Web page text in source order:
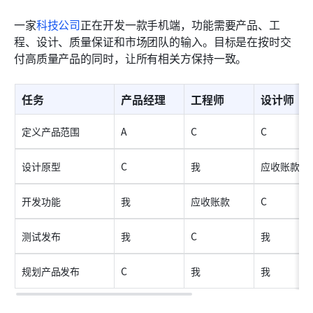
一家科技公司正在开发一款手机端，功能需要产品、工
程、设计、质量保证和市场团队的输入。目标是在按时交
付高质量产品的同时，让所有相关方保持一致。
任务 产品经理 工程师 设计师
定义产品范围 A C C
设计原型 C 我 应收账款
开发功能 我 应收账款 C
测试发布 我 C 我
规划产品发布 C 我 我